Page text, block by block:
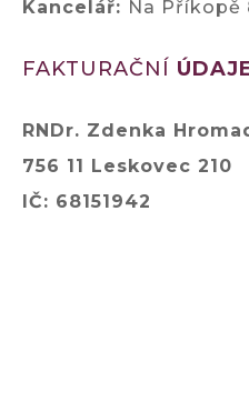
Kancelář: Na Příkopě
FAKTURAČNÍ
RNDr. Zdenka
756 11 Leskovec 210
IČ: 68151942